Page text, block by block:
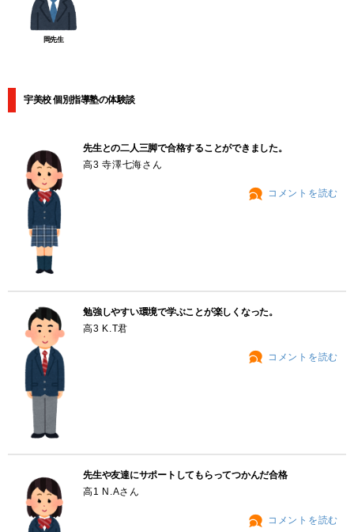
岡先生
宇美校 個別指導塾の体験談
先生との二人三脚で合格することができました。
高3 寺澤七海さん
コメントを読む
勉強しやすい環境で学ぶことが楽しくなった。
高3 K.T君
コメントを読む
先生や友達にサポートしてもらってつかんだ合格
高1 N.Aさん
コメントを読む